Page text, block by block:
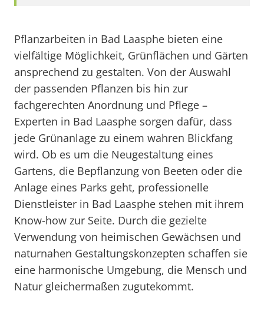
Pflanzarbeiten in Bad Laasphe bieten eine
vielfältige Möglichkeit, Grünflächen und Gärten
ansprechend zu gestalten. Von der Auswahl
der passenden Pflanzen bis hin zur
fachgerechten Anordnung und Pflege –
Experten in Bad Laasphe sorgen dafür, dass
jede Grünanlage zu einem wahren Blickfang
wird. Ob es um die Neugestaltung eines
Gartens, die Bepflanzung von Beeten oder die
Anlage eines Parks geht, professionelle
Dienstleister in Bad Laasphe stehen mit ihrem
Know-how zur Seite. Durch die gezielte
Verwendung von heimischen Gewächsen und
naturnahen Gestaltungskonzepten schaffen sie
eine harmonische Umgebung, die Mensch und
Natur gleichermaßen zugutekommt.